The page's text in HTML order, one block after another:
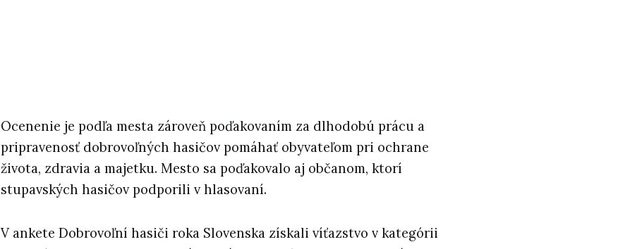
Ocenenie je podľa mesta zároveň poďakovaním za dlhodobú prácu a
pripravenosť dobrovoľných hasičov pomáhať obyvateľom pri ochrane
života, zdravia a majetku. Mesto sa poďakovalo aj občanom, ktorí
stupavských hasičov podporili v hlasovaní.
V ankete Dobrovoľní hasiči roka Slovenska získali víťazstvo v kategórii